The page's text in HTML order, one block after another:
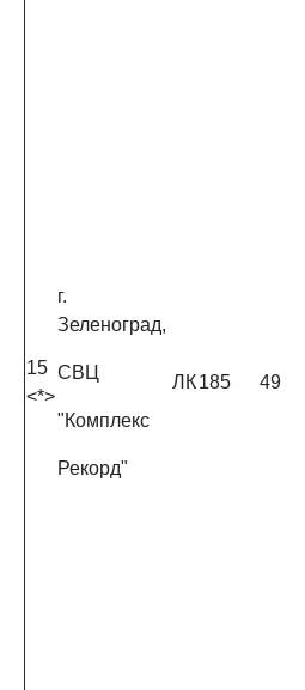
15
<*>
г.
Зеленоград,
СВЦ
"Комплекс
Рекорд"
ЛК185 49